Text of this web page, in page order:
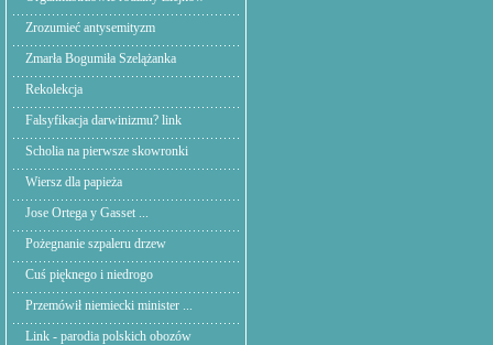
Zrozumieć antysemityzm
Zmarła Bogumiła Szelążanka
Rekolekcja
Falsyfikacja darwinizmu? link
Scholia na pierwsze skowronki
Wiersz dla papieża
Jose Ortega y Gasset ...
Pożegnanie szpaleru drzew
Cuś pięknego i niedrogo
Przemówił niemiecki minister ...
Link - parodia polskich obozów